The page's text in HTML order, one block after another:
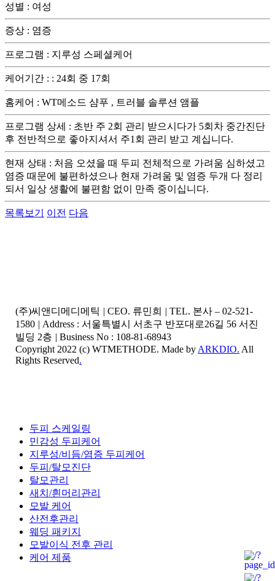
성별 : 여성
증상 : 염증
프로그램 : 지루성 스페셜케어
케어기간 : : 24회 중 17회
홈케어 : WT메소드 샴푸 , 트러블 솔루션 앰플
프로그램 상세 : 초반 주 2회 관리 받으시다가 5회차 중간진단
후 전반적으로 좋아지셔서 주1회 관리 받고 계십니다.
현재 상태 : 처음 오셨을 때 두피 전체적으로 가려움 심하셨고
염증 때문에 불편하셨으나 현재 가려움 및 염증 두개 다 정리
되서 일상 생활에 불편함 없이 만족 중이십니다.
목록보기 이전 다음
(주)씨앤디메디메틱 | CEO. 류민희 | TEL. 본사 – 02-521-
1580 | Address : 서울특별시 서초구 반포대로26길 56 서진
빌딩 2층 | Business No : 108-81-68943
Copyright 2022 (c) WTMETHODE. Made by ARKDIO. All
Rights Reserved.
Close
Menu
두피 스케일링
민감성 두피케어
지루성/비듬/염증 두피케어
두피/탈모진단
탈모관리
새치/흰머리관리
모발 케어
산전후관리
웨딩 패키지
모발이식 전후 관리
케어 제품